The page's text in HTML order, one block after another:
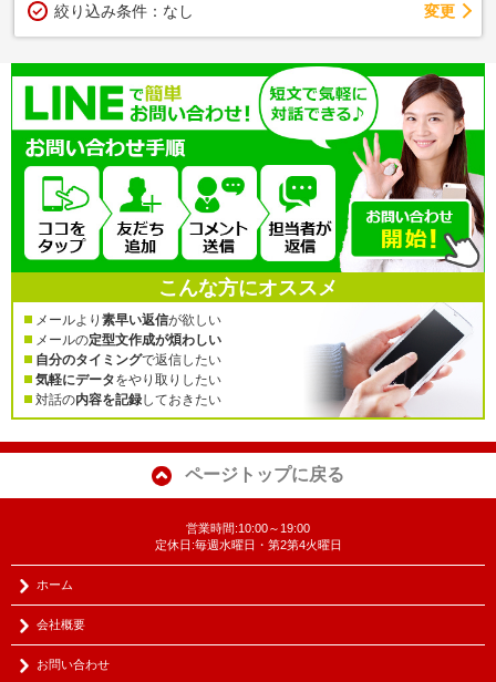
絞り込み条件： なし 変更
こんな方にオススメ
メールより 素早い返信が欲しい
メールの定型文作成が煩わしい
自分のタイミングで返信したい
気軽にデータをやり取りしたい
対話の内容を記録しておきたい
ページトップに戻る
営業時間:10:00～19:00
定休日:毎週水曜日・第2第4火曜日
ホーム
会社概要
お問い合わせ